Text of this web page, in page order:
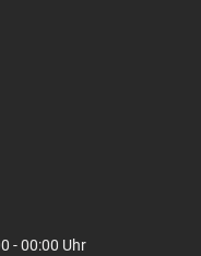
- 00:00 Uhr